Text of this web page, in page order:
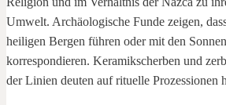
Umwelt. Archäologische Funde zeigen,
heiligen Bergen führen oder mit den
korrespondieren. Keramikscherben und
der Linien deuten auf rituelle Prozessionen